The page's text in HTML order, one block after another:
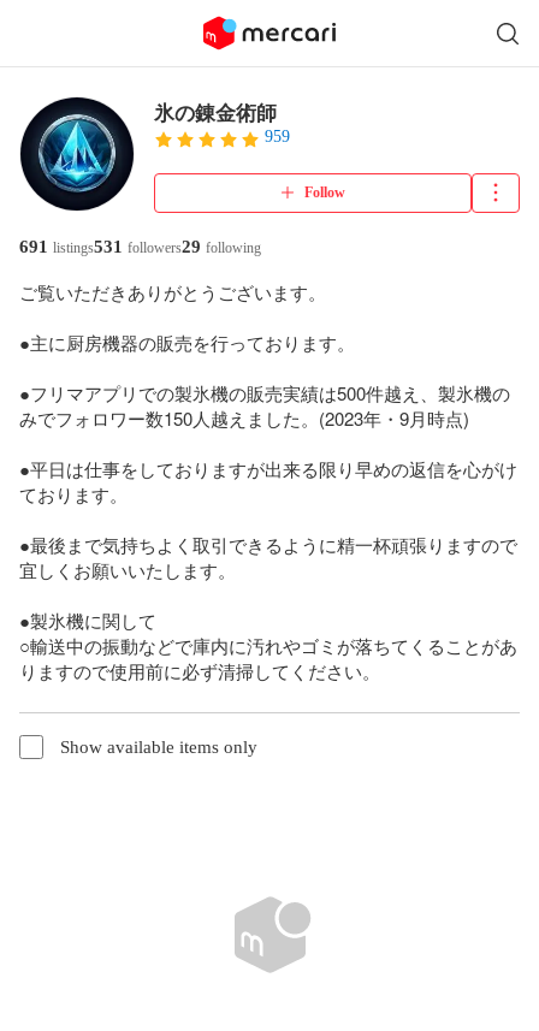
氷の錬金術師
959
Follow
691 listings531 followers29 following
ご覧いただきありがとうございます。
●主に厨房機器の販売を行っております。
●フリマアプリでの製氷機の販売実績は500件越え、製氷機の
みでフォロワー数150人越えました。(2023年・9月時点)
●平日は仕事をしておりますが出来る限り早めの返信を心がけ
ております。
●最後まで気持ちよく取引できるように精一杯頑張りますので
宜しくお願いいたします。
●製氷機に関して
○輸送中の振動などで庫内に汚れやゴミが落ちてくることがあ
りますので使用前に必ず清掃してください。
Show available items only